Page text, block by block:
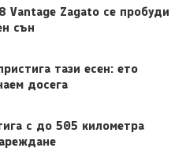
Vantage Zagato се пробуди
сън
тази есен: ето
досега
с до 505 километра